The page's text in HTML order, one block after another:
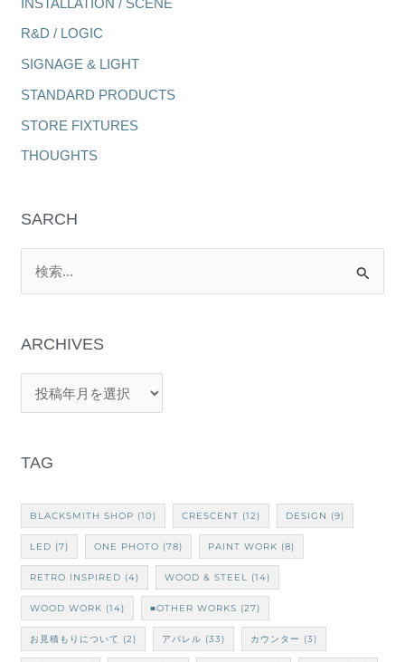
R&D / LOGIC
SIGNAGE & LIGHT
STANDARD PRODUCTS
STORE FIXTURES
THOUGHTS
SARCH
TAG
BLACKSMITH SHOP (10) CRESCENT (12) DESIGN (9)
LED (7) ONE PHOTO (78) PAINT WORK (8)
RETRO INSPIRED (4) WOOD & STEEL (14)
WOOD WORK (14) ■OTHER WORKS (27)
お見積もりについて (2) アパレル (33) カウンター (3)